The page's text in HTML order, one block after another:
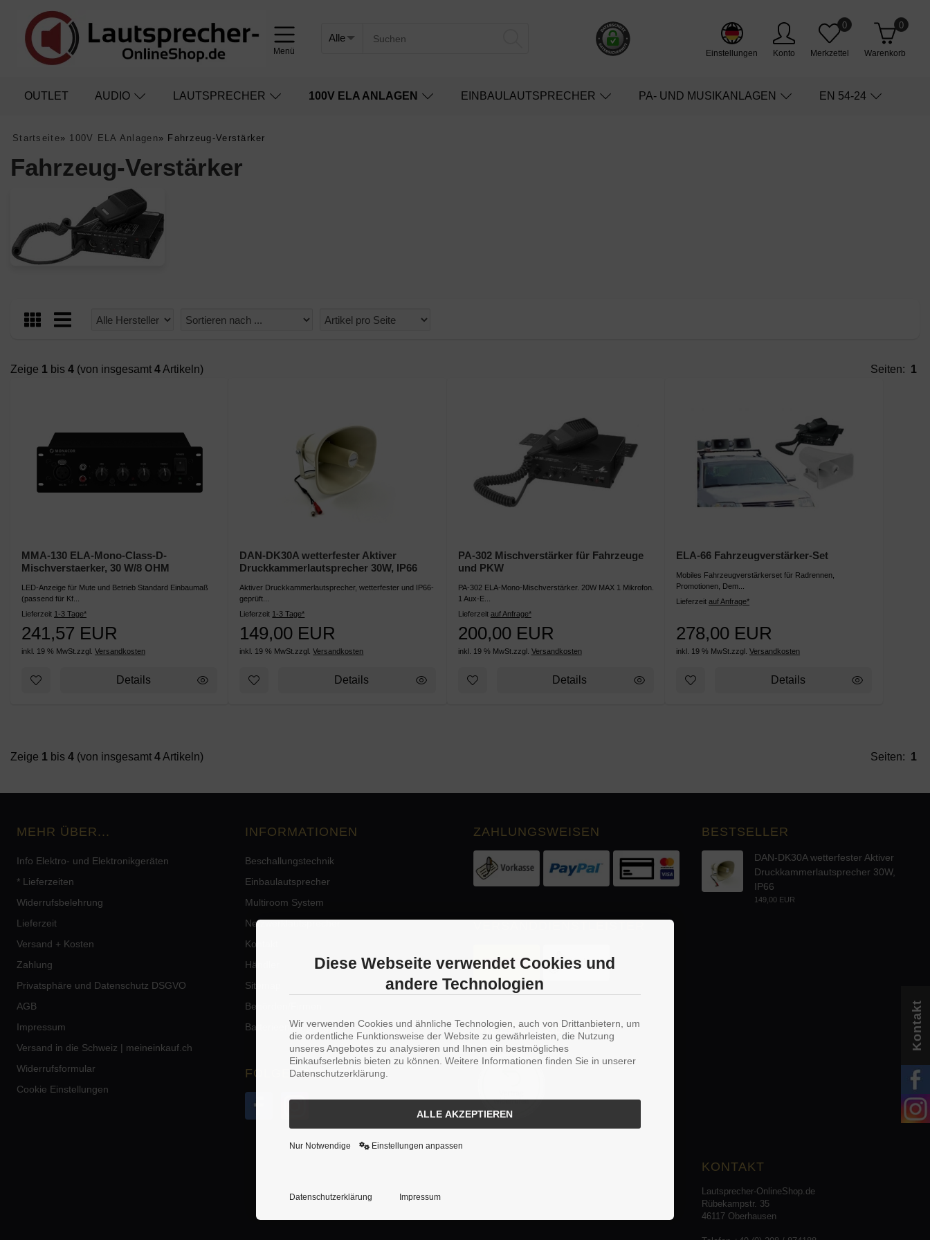
Menü Einstellungen Konto Merkzettel
0
Warenkorb
0
OUTLET AUDIO LAUTSPRECHER 100V ELA ANLAGEN EINBAULAUTSPRECHER PA- UND MUSIKANLAGEN EN 54-24
Startseite» 100V ELA Anlagen » Fahrzeug-Verstärker
Fahrzeug-Verstärker
Zeige 1 bis 4 (von insgesamt 4Artikeln) Seiten: 1
MMA-130 ELA-Mono-Class-D-
Mischverstaerker, 30 W/8 OHM
LED-Anzeige für Mute und Betrieb Standard Einbaumaß
(passend für Kf...
Lieferzeit 1-3 Tage*
241,57 EUR
inkl. 19 % MwSt. zzgl. Versandkosten
Details
DAN-DK30A wetterfester Aktiver
Druckkammerlautsprecher 30W, IP66
Aktiver Druckkammerlautsprecher, wetterfester und IP66-
geprüft...
Lieferzeit 1-3 Tage*
149,00 EUR
inkl. 19 % MwSt. zzgl.Versandkosten
Details
PA-302 Mischverstärker für Fahrzeuge
und PKW
PA-302 ELA-Mono-Mischverstärker. 20W MAX 1 Mikrofon.
1 Aux-E...
Lieferzeit auf Anfrage*
200,00 EUR
inkl. 19 % MwSt. zzgl. Versandkosten
Details
ELA-66 Fahrzeugverstärker-Set
Mobiles Fahrzeugverstärkerset für Radrennen,
Promotionen, Dem...
Lieferzeitauf Anfrage*
278,00 EUR
inkl. 19 % MwSt. zzgl.Versandkosten
Details
Zeige 1 bis 4 (von insgesamt 4Artikeln) Seiten: 1
MEHR ÜBER...
Info Elektro- und Elektronikgeräten
* Lieferzeiten
Widerrufsbelehrung
Lieferzeit
Versand + Kosten
Zahlung
Privatsphäre und Datenschutz DSGVO
AGB
Impressum
Versand in die Schweiz | meineinkauf.ch
Widerrufsformular
Cookie Einstellungen
INFORMATIONEN
Beschallungstechnik
Einbaulautsprecher
Multiroom System
Netzwerklautsprecher
Kontakt
Händler
Sitemap
Behörden/Firmen
Batterieentsorgung
FOLGE UNS
Kontakt
ZAHLUNGSWEISEN
WIDERRUFSBUTTON
BESTSELLER
DAN-DK30A wetterfester Aktiver
Druckkammerlautsprecher 30W,
IP66
149,00 EUR
KONTAKT
Lautsprecher-OnlineShop.de
Rübekampstr. 35
46117 Oberhausen
Diese Webseite verwendet Cookies und
andere Technologien
Wir verwenden Cookies und ähnliche Technologien, auch von Drittanbietern, um
die ordentliche Funktionsweise der Website zu gewährleisten, die Nutzung
unseres Angebotes zu analysieren und Ihnen ein bestmögliches
Einkaufserlebnis bieten zu können. Weitere Informationen finden Sie in unserer
Datenschutzerklärung.
ALLE AKZEPTIEREN
Nur Notwendige Einstellungen anpassen
Datenschutzerklärung Impressum